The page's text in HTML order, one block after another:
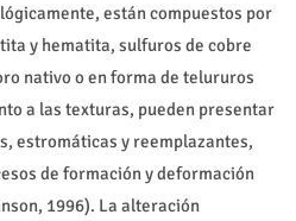
están compuestos por
y hematita, sulfuros de cobre
nativo o en forma de telururos
a las texturas, pueden presentar
estromáticas y reemplazantes,
de formación y deformación
1996). La alteración